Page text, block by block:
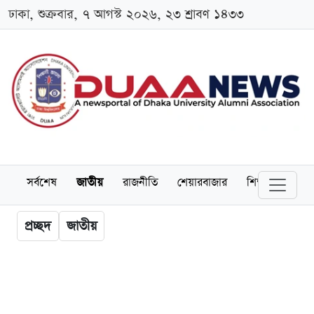
ঢাকা, শুক্রবার, ৭ আগস্ট ২০২৬, ২৩ শ্রাবণ ১৪৩৩
সর্বশেষ জাতীয় রাজনীতি শেয়ারবাজার শিক্ষা
প্রচ্ছদ জাতীয়